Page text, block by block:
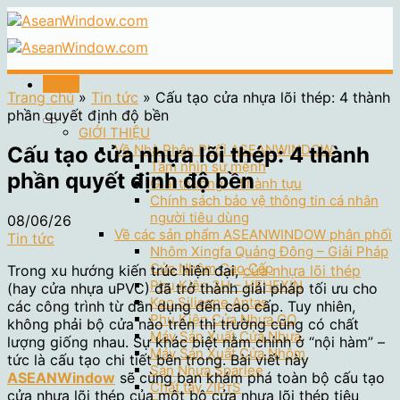
Skip
content
GIỚI THIỆU
Về Nhà Phân Phối ASEANWINDOW
Tầm nhìn sứ mệnh
Giải thưởng – Thành tựu
Chính sách bảo vệ thông tin cá nhân
người tiêu dùng
Về các sản phẩm ASEANWINDOW phân phối
Nhôm Xingfa Quảng Đông – Giải Pháp
Cửa Nhôm Cao Cấp
Phụ Kiện 3H – HEHEXIN
Keo Silicone Antas
Phụ Kiện Cửa Nhựa GQ
Máy Sản Xuất Cửa Nhựa
Máy Sản Xuất Cửa Nhôm
Sàn Nhựa Sparlee
Chất tẩy ZIPᴛS
Trang chủ» Tin tức » Cấu tạo cửa nhựa lõi thép: 4 thành
phần quyết định độ bền
Cấu tạo cửa nhựa lõi thép: 4 thành
phần quyết định độ bền
08/06/26
Tin tức
Trong xu hướng kiến trúc hiện đại,cửa nhựa lõi thép
(hay cửa nhựa uPVC) đã trở thành giải pháp tối ưu cho
các công trình từ dân dụng đến cao cấp. Tuy nhiên,
không phải bộ cửa nào trên thị trường cũng có chất
lượng giống nhau. Sự khác biệt nằm chính ở “nội hàm” –
tức là cấu tạo chi tiết bên trong. Bài viết này
ASEANWindow sẽ cùng bạn khám phá toàn bộ cấu tạo
cửa nhựa lõi thép của một bộ cửa nhựa lõi thép tiêu